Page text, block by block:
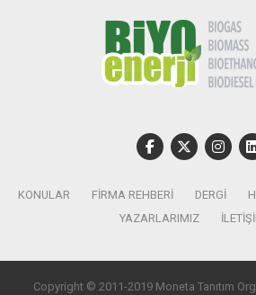
KONULAR FIRMA REHBERI DERGI
YAZARLARIMIZ
Copyright © 2011-2019 Moneta Tanıtım